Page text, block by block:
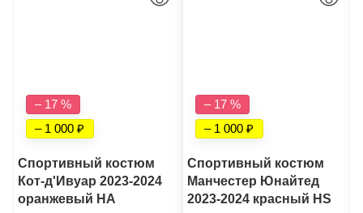
– 17 %
– 1 000
Спортивный костюм
Кот-д'Ивуар 2023-2024
оранжевый HA
– 17 %
– 1 000
Спортивный костюм
Манчестер Юнайтед
2023-2024 красный HS